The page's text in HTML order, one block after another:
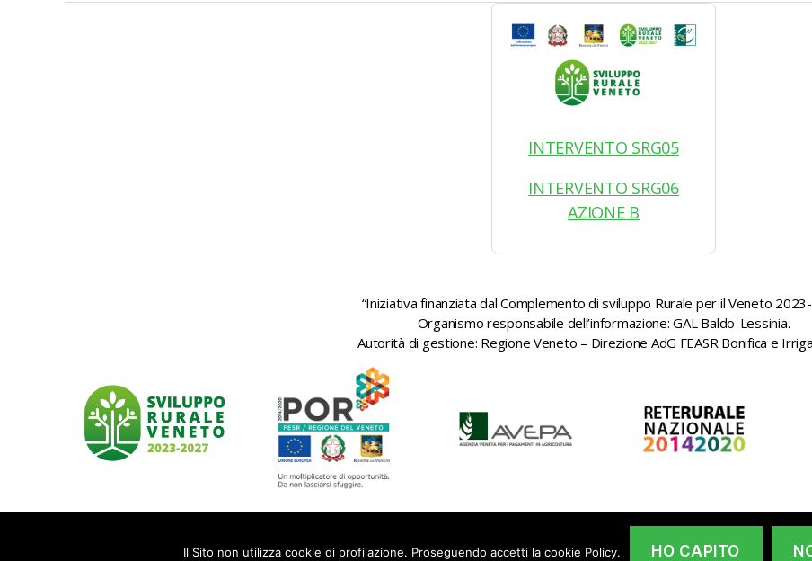
INTERVENTO SRG05
INTERVENTO SRG06
AZIONE B
“Iniziativa finanziata dal Complemento di sviluppo Rurale per il Veneto
Organismo responsabile dell’informazione: GAL Baldo-Lessinia.
Autorità di gestione: Regione Veneto – Direzione AdG FEASR Bonifica e
Il Sito non utilizza cookie di profilazione. Proseguendo accetti la cookie Policy. HO CAPITO